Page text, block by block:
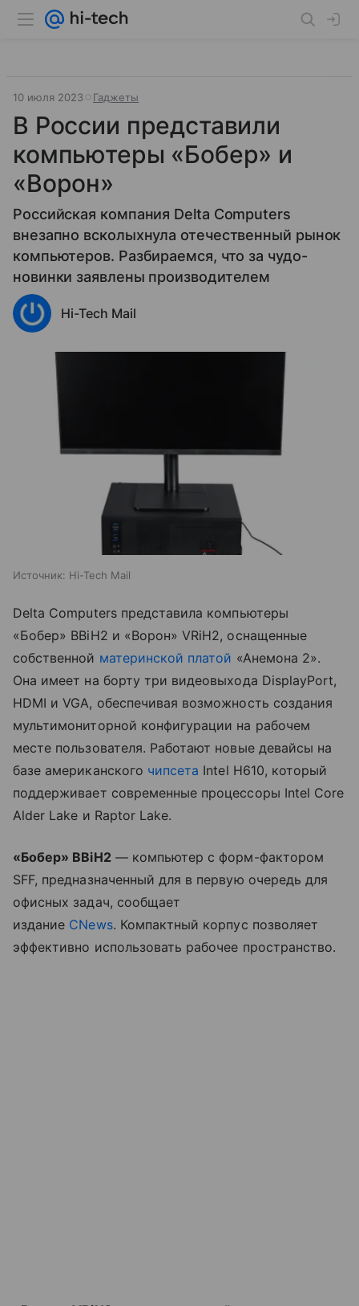
10 июля 2023 Гаджеты
В России представили
компьютеры «Бобер» и
«Ворон»
Российская компания Delta Computers
внезапно всколыхнула отечественный рынок
компьютеров. Разбираемся, что за чудо-
новинки заявлены производителем
Hi-Tech Mail
Источник: Hi-Tech Mail
Delta Computers представила компьютеры
«Бобер» BBiH2 и «Ворон» VRiH2, оснащенные
собственной материнской платой «Анемона 2».
Она имеет на борту три видеовыхода DisplayPort,
HDMI и VGA, обеспечивая возможность создания
мультимониторной конфигурации на рабочем
месте пользователя. Работают новые девайсы на
базе американского чипсета Intel H610, который
поддерживает современные процессоры Intel Core
Alder Lake и Raptor Lake.
«Бобер» BBiH2— компьютер с форм-фактором
SFF, предназначенный для в первую очередь для
офисных задач, сообщает
издание CNews. Компактный корпус позволяет
эффективно использовать рабочее пространство.